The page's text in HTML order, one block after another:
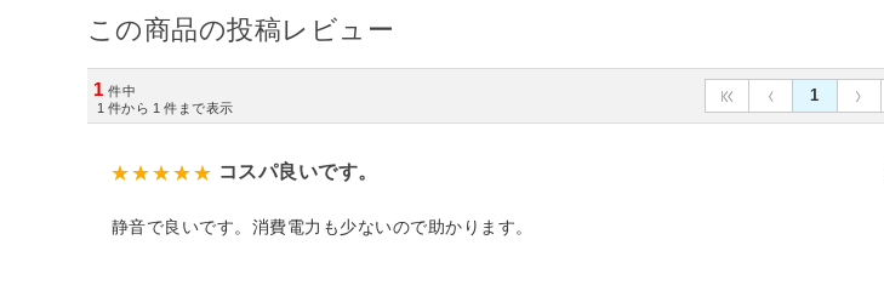
この商品の投稿レビュー
1 件中
1 件から 1 件まで表示
1
コスパ良いです。
静音で良いです。消費電力も少ないので助かります。